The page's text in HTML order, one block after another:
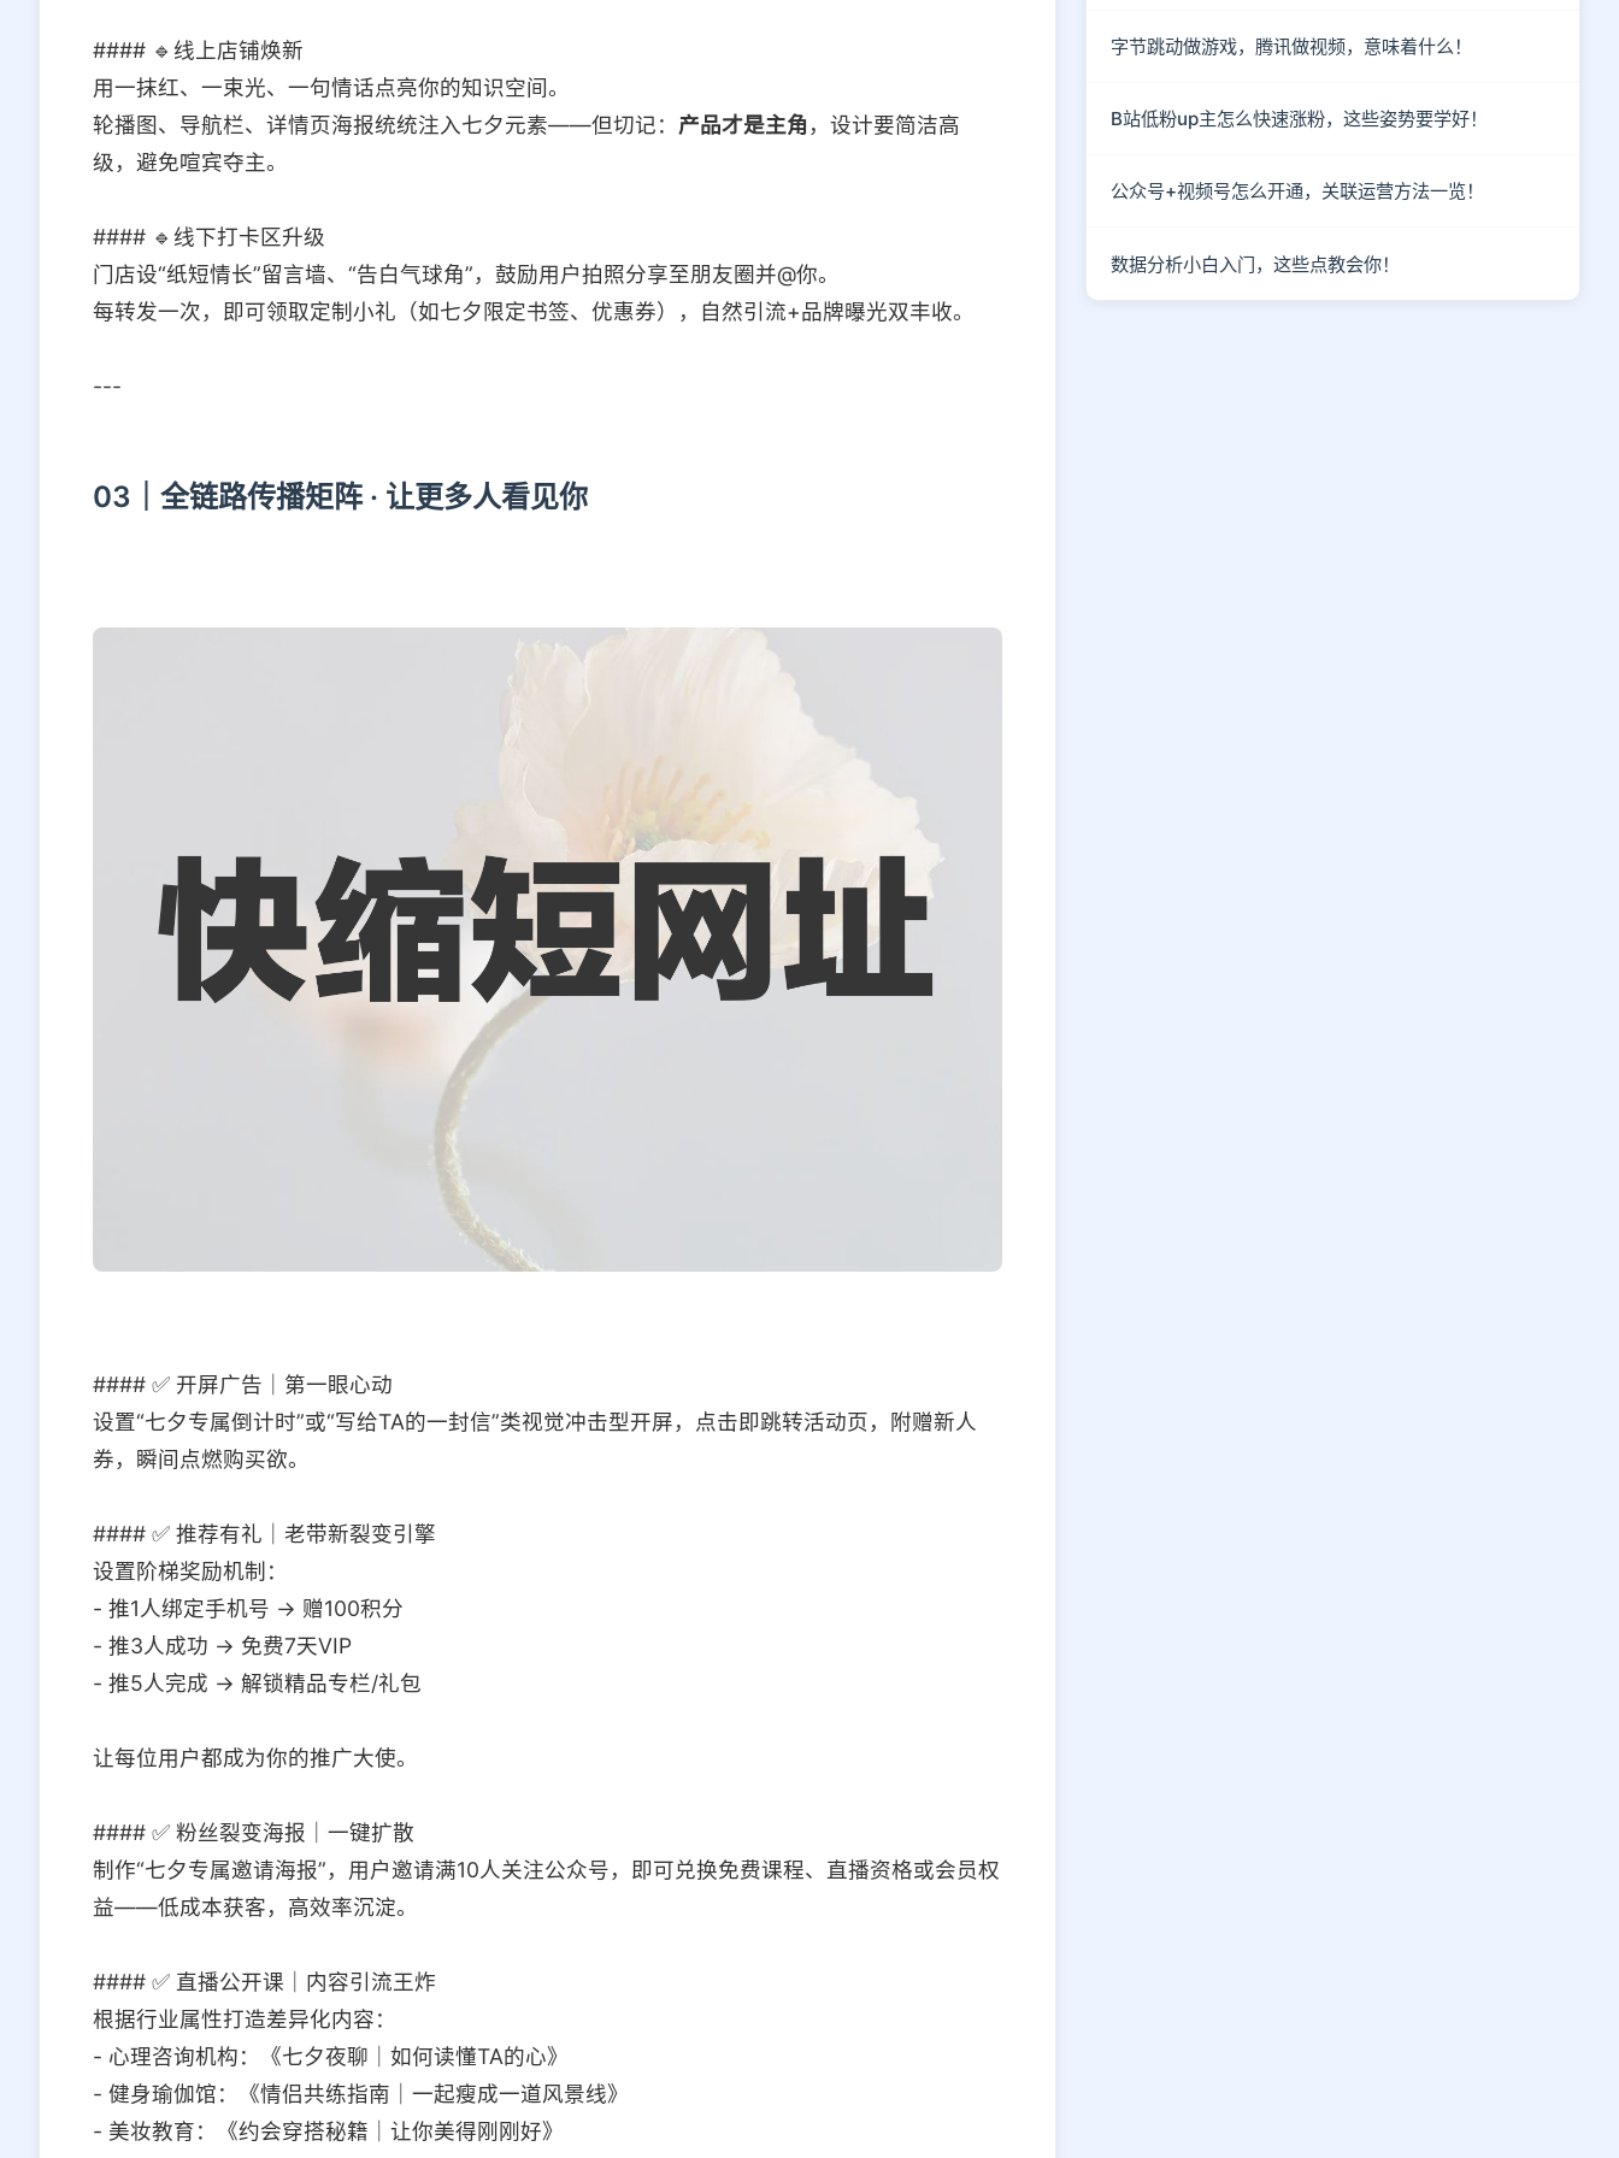
#### 🔹线上店铺焕新
用一抹红、一束光、一句情话点亮你的知识空间。
轮播图、导航栏、详情页海报统统注入七夕元素——但切记： 产品才是主角 ，设计要简洁高
级，避免喧宾夺主。
#### 🔹线下打卡区升级
门店设“纸短情长”留言墙、“告白气球角”，鼓励用户拍照分享至朋友圈并@你。
每转发一次，即可领取定制小礼（如七夕限定书签、优惠券），自然引流+品牌曝光双丰收。
---
03｜全链路传播矩阵 · 让更多人看见你
#### ✅ 开屏广告｜第一眼心动
设置“七夕专属倒计时”或“写给TA的一封信”类视觉冲击型开屏，点击即跳转活动页，附赠新人
券，瞬间点燃购买欲。
#### ✅ 推荐有礼｜老带新裂变引擎
设置阶梯奖励机制：
- 推1人绑定手机号 → 赠100积分
- 推3人成功 → 免费7天VIP
- 推5人完成 → 解锁精品专栏/礼包
让每位用户都成为你的推广大使。
#### ✅ 粉丝裂变海报｜一键扩散
制作“七夕专属邀请海报”，用户邀请满10人关注公众号，即可兑换免费课程、直播资格或会员权
益——低成本获客，高效率沉淀。
#### ✅ 直播公开课｜内容引流王炸
根据行业属性打造差异化内容：
- 心理咨询机构：《七夕夜聊｜如何读懂TA的心》
- 健身瑜伽馆：《情侣共练指南｜一起瘦成一道风景线》
- 美妆教育：《约会穿搭秘籍｜让你美得刚刚好》
字节跳动做游戏，腾讯做视频，意味着什么！
B站低粉up主怎么快速涨粉，这些姿势要学好！
公众号+视频号怎么开通，关联运营方法一览！
数据分析小白入门，这些点教会你！